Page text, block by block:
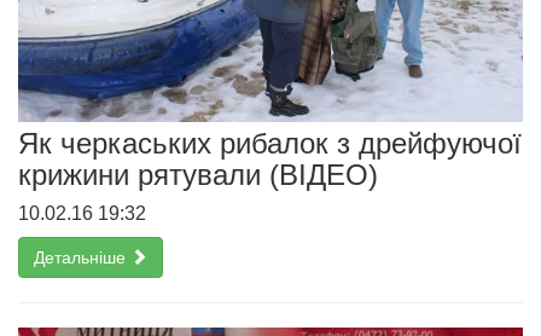
Як черкаських рибалок з дрейфуючої
крижини рятували (ВІДЕО)
10.02.16 19:32
Детальніше